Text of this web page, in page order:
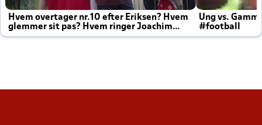
Hvem overtager nr.10 efter Eriksen? Hvem
glemmer sit pas? Hvem ringer Joachim
altid til efter kampe?
Ung vs.
#football